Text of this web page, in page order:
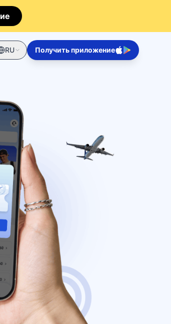
RU Получить приложение